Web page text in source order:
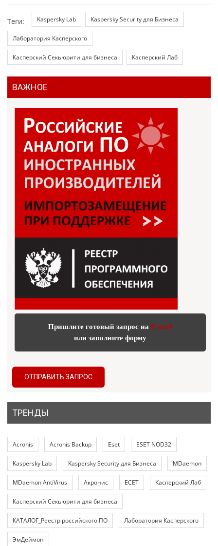
Теги: Kaspersky Lab Kaspersky Security для Бизнеса
Лаборатория Касперского
Касперский Секьюрити для бизнеса Касперский Лаб
ВАЖНОЕ
Пришлите готовый запрос на E-mail
или заполните форму
ОТПРАВИТЬ ЗАПРОС
ТРЕНДЫ
Acronis Acronis Backup Eset ESET NOD32
Kaspersky Lab Kaspersky Security для Бизнеса MDaemon
MDaemon AntiVirus Акронис ЕСЕТ Касперский Лаб
Касперский Секьюрити для бизнеса
КАТАЛОГ_Реестр российского ПО Лаборатория Касперского
ЭмДеймон